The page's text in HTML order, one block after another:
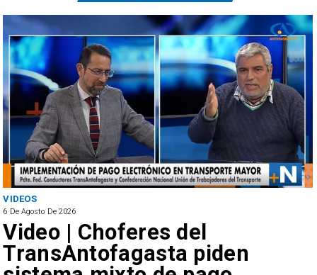
VIDEOS
6 De Agosto De 2026
Video | Choferes del
TransAntofagasta piden